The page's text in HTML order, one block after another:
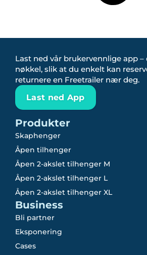
Last ned vår brukervennlige app
nøkkel, slik at du enkelt kan
returnere en Freetrailer nær deg.
Last ned App
Produkter
Skaphenger
Åpen tilhenger
Åpen 2-akslet tilhenger M
Åpen 2-akslet tilhenger L
Åpen 2-akslet tilhenger XL
Business
Bli partner
Eksponering
Cases